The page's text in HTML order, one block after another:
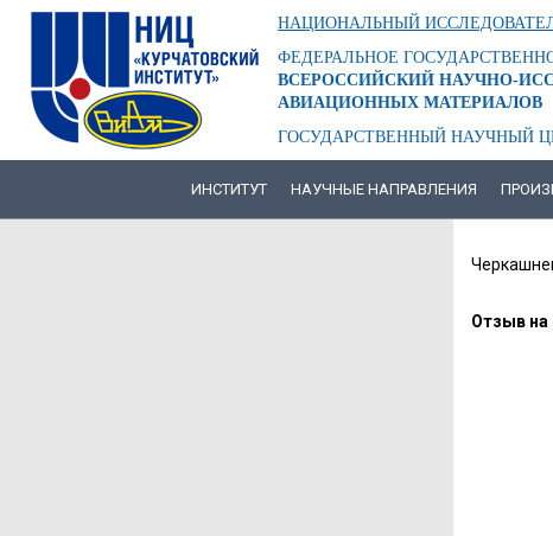
Перейти
основному
содержанию
НАЦИОНАЛЬНЫЙ
ФЕДЕРАЛЬНОЕ
ВСЕРОССИЙСКИЙ НАУЧНО-
АВИАЦИОННЫХ МАТЕРИАЛОВ
ГОСУДАРСТВЕННЫЙ НАУЧНЫЙ
ИНСТИТУТ НАУЧНЫЕ НАПРАВЛЕНИЯ
Отзыв на